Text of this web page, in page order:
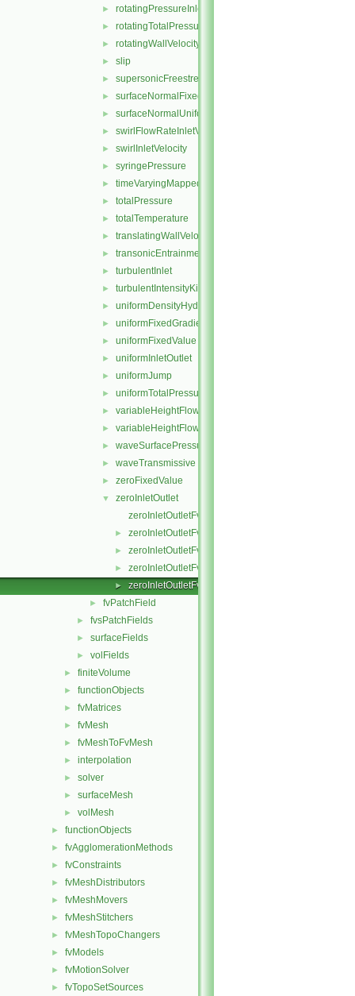
► rotatingPressureInletOutletVelocity
► rotatingTotalPressure
► rotatingWallVelocity
► slip
► supersonicFreestream
► surfaceNormalFixedValue
► surfaceNormalUniformFixedValue
► swirlFlowRateInletVelocity
► swirlInletVelocity
► syringePressure
► timeVaryingMappedFixedValue
► totalPressure
► totalTemperature
► translatingWallVelocity
► transonicEntrainmentPressure
► turbulentInlet
► turbulentIntensityKineticEnergyInlet
► uniformDensityHydrostaticPressure
► uniformFixedGradient
► uniformFixedValue
► uniformInletOutlet
► uniformJump
► uniformTotalPressure
► variableHeightFlowRate
► variableHeightFlowRateInletVelocity
► waveSurfacePressure
► waveTransmissive
► zeroFixedValue
▼
zeroInletOutlet
zeroInletOutletFvPatchField.C
► zeroInletOutletFvPatchField.H
► zeroInletOutletFvPatchFields.C
► zeroInletOutletFvPatchFields.H
► zeroInletOutletFvPatchFieldsFwd.H
► fvPatchField
► fvsPatchFields
► surfaceFields
► volFields
► finiteVolume
► functionObjects
► fvMatrices
► fvMesh
► fvMeshToFvMesh
► interpolation
► solver
► surfaceMesh
► volMesh
► functionObjects
► fvAgglomerationMethods
► fvConstraints
► fvMeshDistributors
► fvMeshMovers
► fvMeshStitchers
► fvMeshTopoChangers
► fvModels
► fvMotionSolver
► fvTopoSetSources